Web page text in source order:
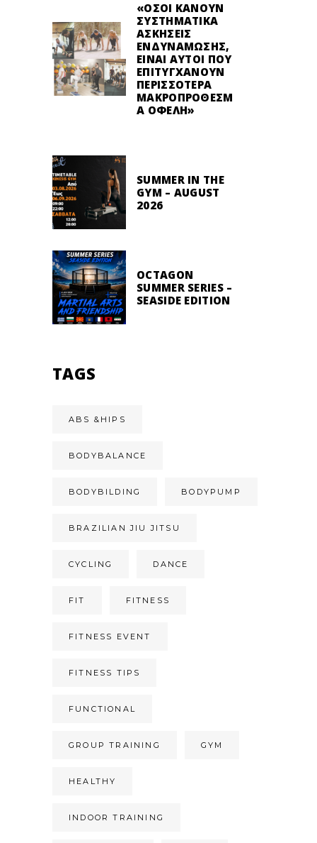
«ΌΣΟΙ ΚΆΝΟΥΝ
ΣΥΣΤΗΜΑΤΙΚΆ
ΑΣΚΉΣΕΙΣ
ΕΝΔΥΝΆΜΩΣΗΣ,
ΕΊΝΑΙ ΑΥΤΟΊ ΠΟΥ
ΕΠΙΤΥΓΧΆΝΟΥΝ
ΠΕΡΙΣΣΌΤΕΡΑ
ΜΑΚΡΟΠΡΌΘΕΣΜ
Α ΟΦΈΛΗ»
SUMMER IN THE
GYM – AUGUST
2026
OCTAGON
SUMMER SERIES –
SEASIDE EDITION
TAGS
ABS &HIPS
BODYBALANCE
BODYBILDING BODYPUMP
BRAZILIAN JIU JITSU
CYCLING DANCE
FIT FITNESS
FITNESS EVENT
FITNESS TIPS
FUNCTIONAL
GROUP TRAINING GYM
HEALTHY
INDOOR TRAINING